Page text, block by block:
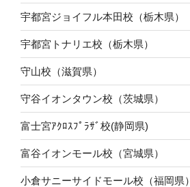
宇都宮ジョイフル本田校（栃木県）
宇都宮トナリエ校（栃木県）
守山校（滋賀県）
守谷イオンタウン校（茨城県）
富士宮ｱｸﾛｽﾌﾟﾗｻﾞ校(静岡県)
富谷イオンモール校（宮城県）
小倉サニーサイドモール校（福岡県）